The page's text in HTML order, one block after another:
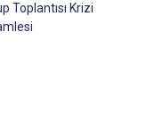
Toplantısı Krizi